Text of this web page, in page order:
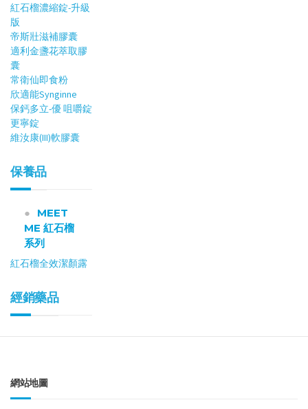
紅石榴濃縮錠-升級
版
帝斯壯滋補膠囊
適利金盞花萃取膠
囊
常衛仙即食粉
欣適能Synginne
保鈣多立-優 咀嚼錠
更寧錠
維汝康(III)軟膠囊
保養品
MEET
ME 紅石榴
系列
紅石榴全效潔顏露
經銷藥品
網站地圖